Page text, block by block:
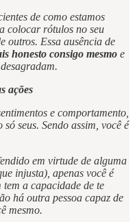
de como estamos
colocar rótulos no seu
outros. Essa ausência de
honesto consigo mesmo e
ações
e comportamento,
seus. Sendo assim, você é
em virtude de alguma
injusta), apenas você é
tem a capacidade de te
há outra pessoa capaz de
mesmo.